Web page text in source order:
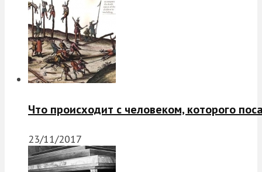
Что происходит с человеком, которого
23/11/2017